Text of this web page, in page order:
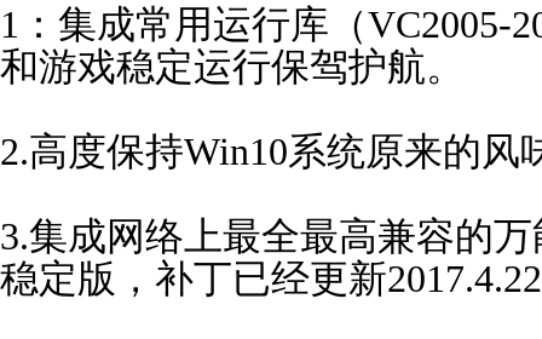
1：集成常用运行库（VC2005-
和游戏稳定运行保驾护航。
2.高度保持Win10系统原来的风
3.集成网络上最全最高兼容的万
稳定版，补丁已经更新2017.4.22